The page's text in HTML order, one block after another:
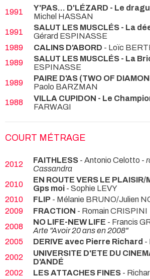
1991
Y'PAS... D'LÉZARD - Le
Michel HASSAN
1991
SALUT LES MUSCLÉS - La
Gérard ESPINASSE
1989
CALINS D'ABORD - Loïc
1989
SALUT LES MUSCLÉS - La
ESPINASSE
1989
PAIRE D'AS (TWO OF
Paolo BARZMAN
1988
VILLA CUPIDON - Le
FARWAGI
COURT MÉTRAGE
2012 FAITHLESS - Antonio Celotto -
Cassandra
2010
EN ROUTE VERS LE
Gps moi - Sophie LEVY
2010
FLIP - Mélanie BRUNO/Julien
2009
FRACTION - Romain CRISPINI
2008
NO LIFE-NEW LIFE - Francis
Arte "Avoir 20 ans en 2008"
2005
DERIVE avec Pierre Richard -
2002
UNIVERSITE D'ETE DU
D'ANDÉ
2002
LES ATTACHES FINES -